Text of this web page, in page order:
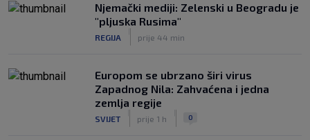
Njemački mediji: Zelenski u Beogradu je
"pljuska Rusima"
REGIJA prije 44 min
Europom se ubrzano širi virus
Zapadnog Nila: Zahvaćena i jedna
zemlja regije
SVIJET prije 1 h 0